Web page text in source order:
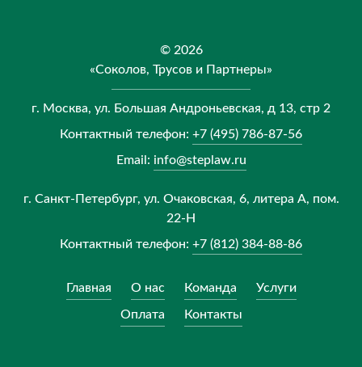
© 2026
«Соколов, Трусов и Партнеры»
г. Москва, ул. Большая Андроньевская, д 13, стр 2
Контактный телефон: +7 (495) 786-87-56
Email: info@steplaw.ru
г. Санкт-Петербург, ул. Очаковская, 6, литера А, пом.
22-Н
Контактный телефон: +7 (812) 384-88-86
Главная О нас Команда Услуги
Оплата Контакты